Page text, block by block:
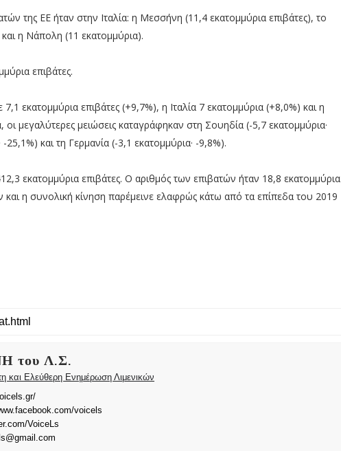
της ΕΕ ήταν στην Ιταλία: η Μεσσήνη (11,4 εκατομμύρια επιβάτες), το
η Νάπολη (11 εκατομμύρια).
επιβάτες.
εκατομμύρια επιβάτες (+9,7%), η Ιταλία 7 εκατομμύρια (+8,0%) και η
μεγαλύτερες μειώσεις καταγράφηκαν στη Σουηδία (-5,7 εκατομμύρια·
και τη Γερμανία (-3,1 εκατομμύρια· -9,8%).
εκατομμύρια επιβάτες. Ο αριθμός των επιβατών ήταν 18,8 εκατομμύρια
η συνολική κίνηση παρέμεινε ελαφρώς κάτω από τα επίπεδα του 2019
του Λ.Σ.
και Ελεύθερη Ενημέρωση Λιμενικών
voicels
VoiceLs